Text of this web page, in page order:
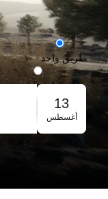
طريق واحد
رحلة ذهاب وإياب
الحجز الجماعي
13
أغسطس